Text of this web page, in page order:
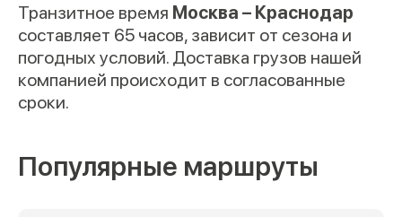
Транзитное время Москва – Краснодар
составляет 65 часов, зависит от сезона и
погодных условий. Доставка грузов нашей
компанией происходит в согласованные
сроки.
Популярные маршруты